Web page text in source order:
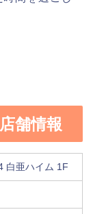
舗情報
白亜ハイム 1F